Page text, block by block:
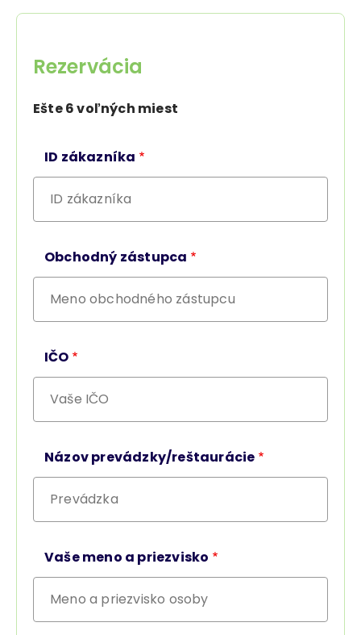
Rezervácia
Ešte6 voľných miest
ID zákazníka
Obchodný zástupca
IČO
Názov prevádzky/reštaurácie
Vaše meno a priezvisko